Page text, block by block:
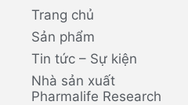
Trang chủ
Sản phẩm
Tin tức – Sự kiện
Nhà sản xuất
Pharmalife Research